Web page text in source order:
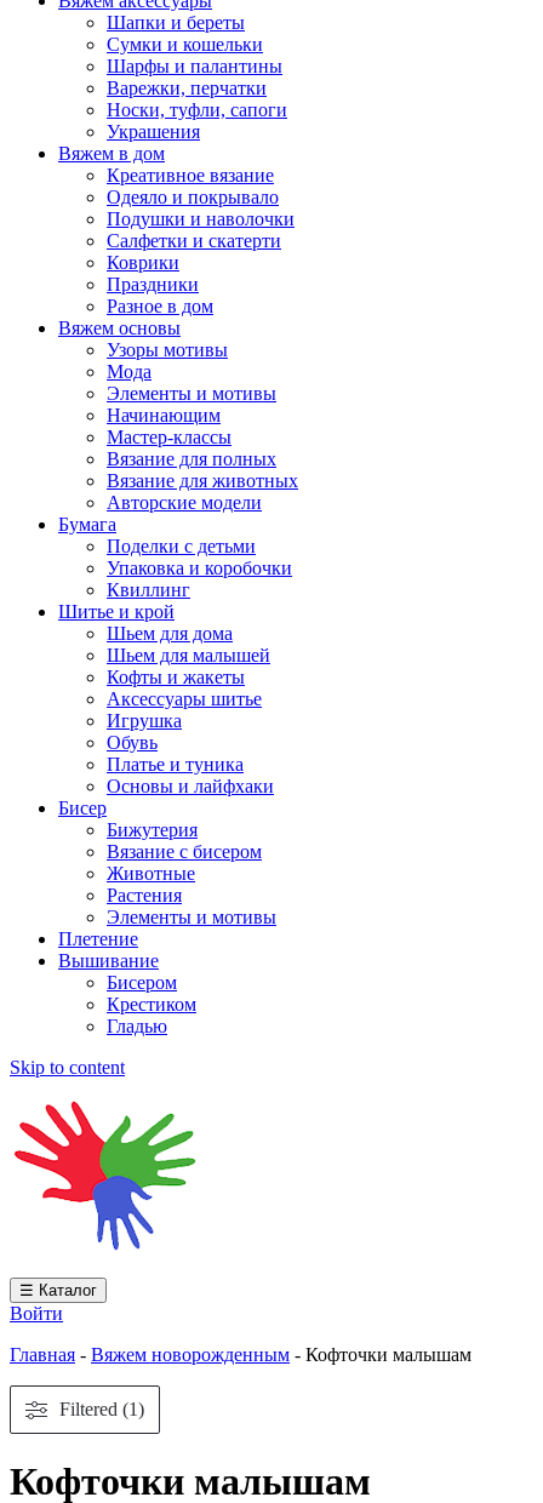
Шапки и береты
Сумки и кошельки
Шарфы и палантины
Варежки, перчатки
Носки, туфли, сапоги
Украшения
Вяжем в дом
Креативное вязание
Одеяло и покрывало
Подушки и наволочки
Салфетки и скатерти
Коврики
Праздники
Разное в дом
Вяжем основы
Узоры мотивы
Мода
Элементы и мотивы
Начинающим
Мастер-классы
Вязание для полных
Вязание для животных
Авторские модели
Бумага
Поделки с детьми
Упаковка и коробочки
Квиллинг
Шитье и крой
Шьем для дома
Шьем для малышей
Кофты и жакеты
Аксессуары шитье
Игрушка
Обувь
Платье и туника
Основы и лайфхаки
Бисер
Бижутерия
Вязание с бисером
Животные
Растения
Элементы и мотивы
Плетение
Вышивание
Бисером
Крестиком
Гладью
Skip to content
☰ Каталог
Войти
Главная - Вяжем новорожденным - Кофточки малышам
Filtered (1)
Кофточки малышам